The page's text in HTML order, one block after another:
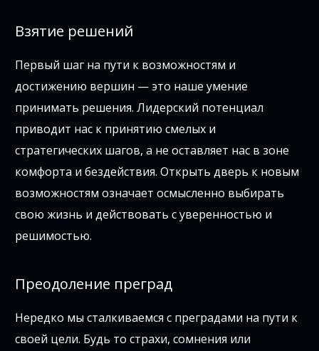
Взятие решений
Первый шаг на пути к возможностям и
достижению вершин — это наше умение
принимать решения. Лидерский потенциал
приводит нас к принятию смелых и
стратегических шагов, а не оставляет нас в зоне
комфорта и бездействия. Открыть дверь к новым
возможностям означает осмысленно выбирать
свою жизнь и действовать с уверенностью и
решимостью.
Преодоление преград
Нередко мы сталкиваемся с преградами на пути к
своей цели. Будь то страхи, сомнения или